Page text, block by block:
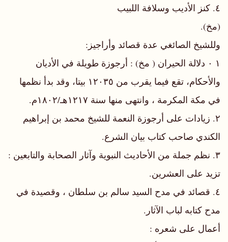
٤. كنز الأديب وسلافة اللبيب
(مخ).
وللشيخ الصائغي عدة قصائد وأراجيز:
١ ٠ دلالة الحيران ( مخ) : أرجوزة طويلة في الأديان
والأحكام، تقع فيما يقرب من ١٢٠٣٥ بيتا، وقد بدأ نظمها
في مكة المكرمة ، وانتهى منها سنة ١٢١٧هـ/١٨٠٢م.
٢. زيادات على أرجوزة النعمة للشيخ محمد بن إبراهيم
الكندي صاحب كتاب بيان الشرع.
٣. نظم جملة من الأحاديث النبوية وآثار الصحابة والتابعين :
تزيد على العشرين.
٤. قصائد في مدح السيد سالم بن سلطان ، وقصيدة في
مدح كتابه لباب الآثار.
أعمال على شعره :